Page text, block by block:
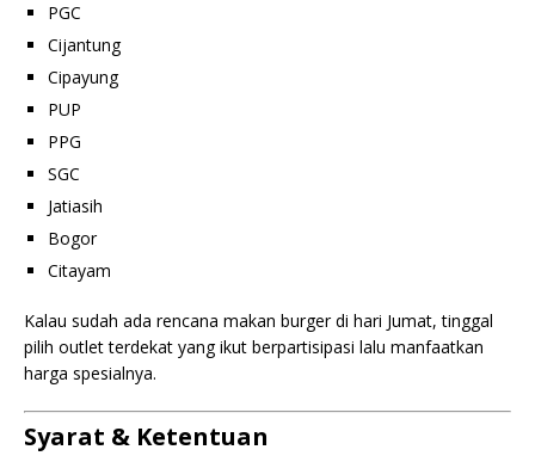
PGC
Cijantung
Cipayung
PUP
PPG
SGC
Jatiasih
Bogor
Citayam
Kalau sudah ada rencana makan burger di hari Jumat, tinggal
pilih outlet terdekat yang ikut berpartisipasi lalu manfaatkan
harga spesialnya.
Syarat & Ketentuan